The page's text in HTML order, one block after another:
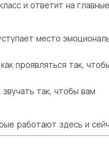
и ответит на главные
место
как проявляться так,
звучать так, чтобы вам
работают здесь и